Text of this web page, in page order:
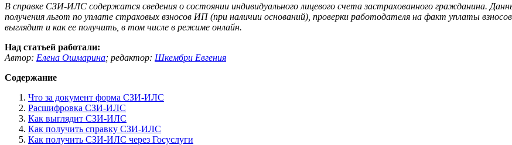
В справке СЗИ-ИЛС содержатся сведения о состоянии индивидуального лицевого счета застрахованного гражданина.
получения льгот по уплате страховых взносов ИП (при наличии оснований), проверки работодателя на факт уплаты
выглядит и как ее получить, в том числе в режиме онлайн.
Над статьей работали:
Автор: Елена Ошмарина; редактор: Шкембри Евгения
Содержание
Что за документ форма СЗИ-ИЛС
Расшифровка СЗИ-ИЛС
Как выглядит СЗИ-ИЛС
Как получить справку СЗИ-ИЛС
Как получить СЗИ-ИЛС через Госуслуги